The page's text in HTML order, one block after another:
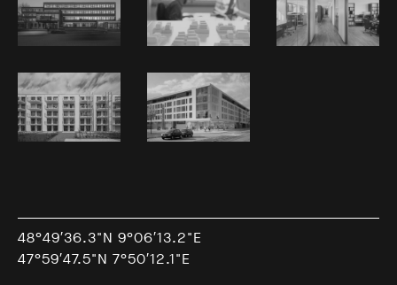
48°49′36.3"N 9°06′13.2"E
47°59′47.5"N 7°50′12.1"E